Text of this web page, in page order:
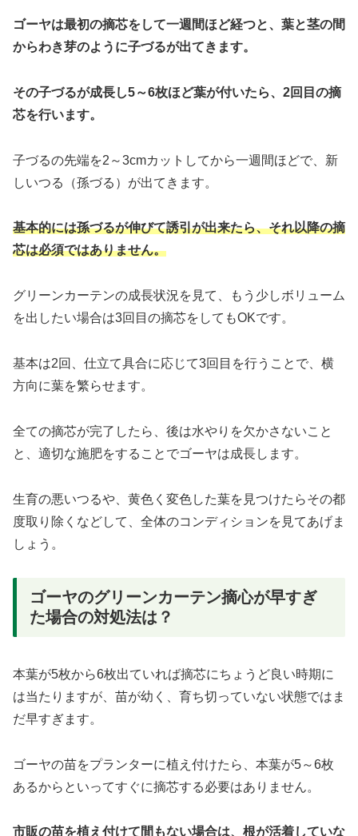
ゴーヤは最初の摘芯をして一週間ほど経つと、葉と茎の間
からわき芽のように子づるが出てきます。
その子づるが成長し5～6枚ほど葉が付いたら、2回目の摘
芯を行います。
子づるの先端を2～3cmカットしてから一週間ほどで、新
しいつる（孫づる）が出てきます。
基本的には孫づるが伸びて誘引が出来たら、それ以降の摘
芯は必須ではありません。
グリーンカーテンの成長状況を見て、もう少しボリューム
を出したい場合は3回目の摘芯をしてもOKです。
基本は2回、仕立て具合に応じて3回目を行うことで、横
方向に葉を繁らせます。
全ての摘芯が完了したら、後は水やりを欠かさないこと
と、適切な施肥をすることでゴーヤは成長します。
生育の悪いつるや、黄色く変色した葉を見つけたらその都
度取り除くなどして、全体のコンディションを見てあげま
しょう。
ゴーヤのグリーンカーテン摘心が早すぎ
た場合の対処法は？
本葉が5枚から6枚出ていれば摘芯にちょうど良い時期に
は当たりますが、苗が幼く、育ち切っていない状態ではま
だ早すぎます。
ゴーヤの苗をプランターに植え付けたら、本葉が5～6枚
あるからといってすぐに摘芯する必要はありません。
市販の苗を植え付けて間もない場合は、根が活着していな